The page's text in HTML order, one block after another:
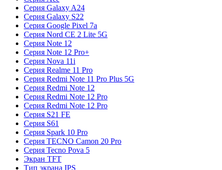
Серия Galaxy A24
Серия Galaxy S22
Серия Google Pixel 7a
Серия Nord CE 2 Lite 5G
Серия Note 12
Серия Note 12 Pro+
Серия Nova 11i
Серия Realme 11 Pro
Серия Redmi Note 11 Pro Plus 5G
Серия Redmi Note 12
Серия Redmi Note 12 Pro
Серия Redmi Note 12 Pro
Серия S21 FE
Серия S61
Серия Spark 10 Pro
Серия TECNO Camon 20 Pro
Серия Tecno Pova 5
Экран TFT
Тип экрана IPS